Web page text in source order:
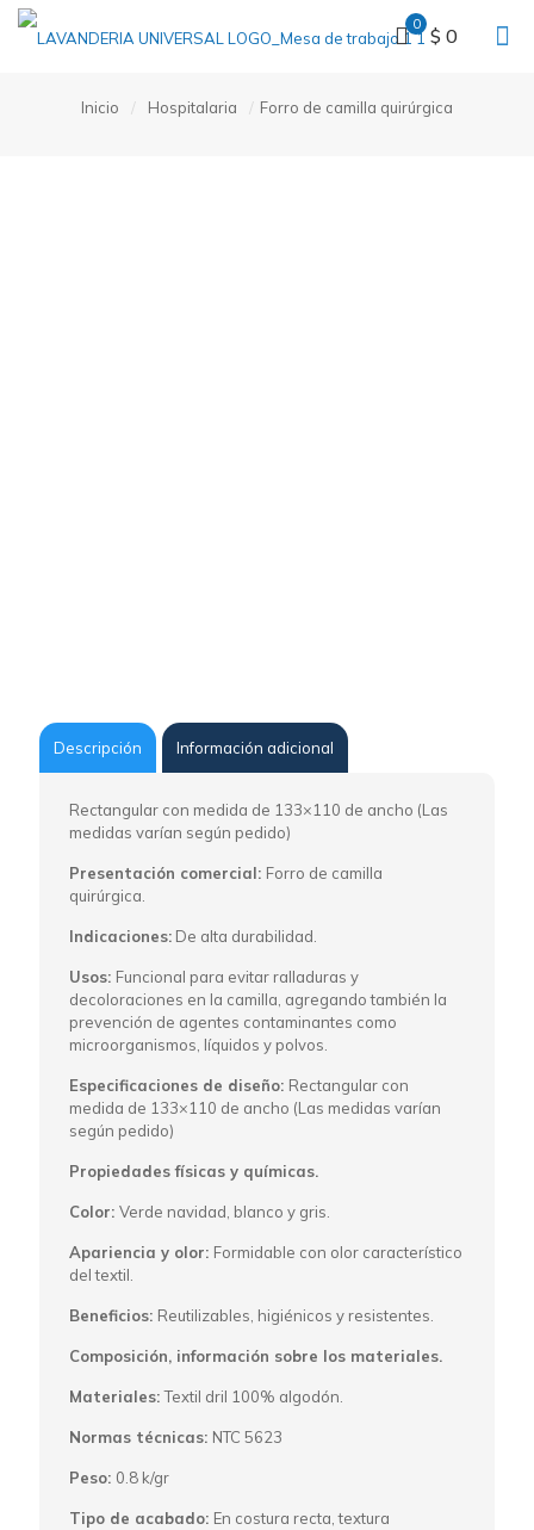
0 $ 0
Inicio / Hospitalaria / Forro de camilla quirúrgica
Descripción Información adicional
Rectangular con medida de 133×110 de ancho (Las
medidas varían según pedido)
Presentación comercial: Forro de camilla
quirúrgica.
Indicaciones: De alta durabilidad.
Usos: Funcional para evitar ralladuras y
decoloraciones en la camilla, agregando también la
prevención de agentes contaminantes como
microorganismos, líquidos y polvos.
Especificaciones de diseño: Rectangular con
medida de 133×110 de ancho (Las medidas varían
según pedido)
Propiedades físicas y químicas.
Color:Verde navidad, blanco y gris.
Apariencia y olor: Formidable con olor característico
del textil.
Beneficios: Reutilizables, higiénicos y resistentes.
Composición, información sobre los materiales.
Materiales:Textil dril 100% algodón.
Normas técnicas: NTC 5623
Peso: 0.8 k/gr
Tipo de acabado: En costura recta, textura